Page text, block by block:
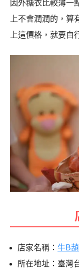
因外糖衣比較薄一
上不會潤潤的，
上這價格，就要自
店家名稱： 牛B
所在地址：臺灣